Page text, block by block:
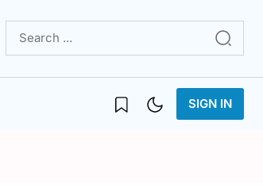
SIGN IN